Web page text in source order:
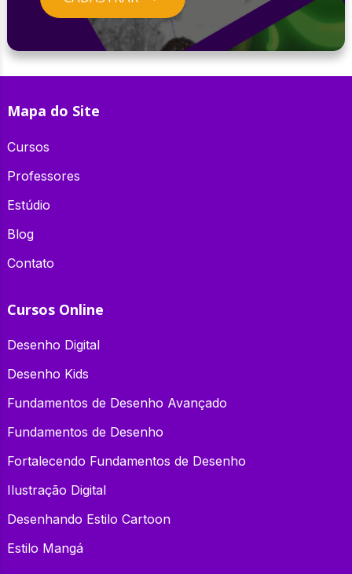
Mapa do Site
Cursos
Professores
Estúdio
Blog
Contato
Cursos Online
Desenho Digital
Desenho Kids
Fundamentos de Desenho Avançado
Fundamentos de Desenho
Fortalecendo Fundamentos de Desenho
Ilustração Digital
Desenhando Estilo Cartoon
Estilo Mangá